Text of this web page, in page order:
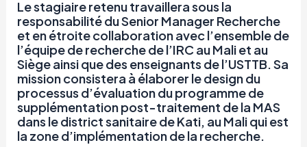
Le stagiaire retenu travaillera sous la
responsabilité du Senior Manager Recherche
et en étroite collaboration avec l’ensemble de
l’équipe de recherche de l’IRC au Mali et au
Siège ainsi que des enseignants de l’USTTB. Sa
mission consistera à élaborer le design du
processus d’évaluation du programme de
supplémentation post-traitement de la MAS
dans le district sanitaire de Kati, au Mali qui est
la zone d’implémentation de la recherche.